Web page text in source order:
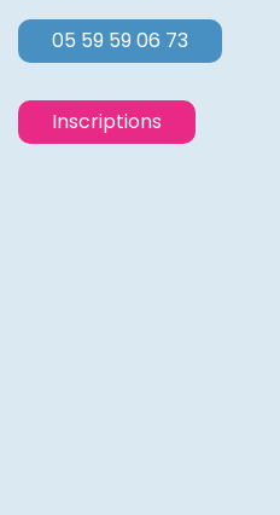
05 59 59 06 73
Inscriptions